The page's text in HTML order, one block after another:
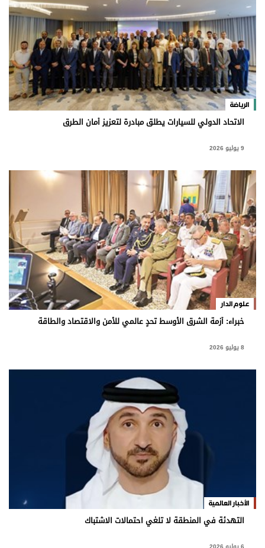
الرياضة
الاتحاد الدولي للسيارات يطلق مبادرة لتعزيز أمان الطرق
9 يوليو 2026
علوم الدار
خبراء: أزمة الشرق الأوسط تحدٍ عالمي للأمن والاقتصاد والطاقة
8 يوليو 2026
الأخبار العالمية
التهدئة في المنطقة لا تلغي احتمالات الاشتباك